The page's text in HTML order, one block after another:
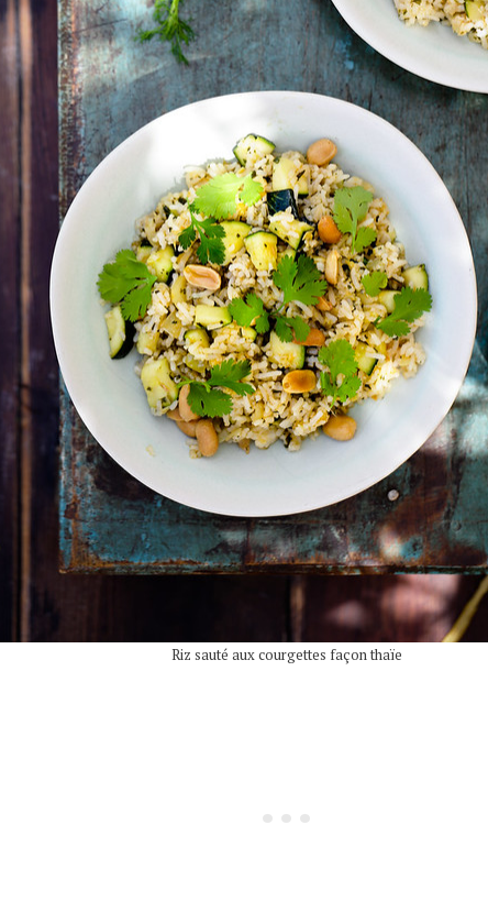
Riz sauté aux courgettes façon thaïe